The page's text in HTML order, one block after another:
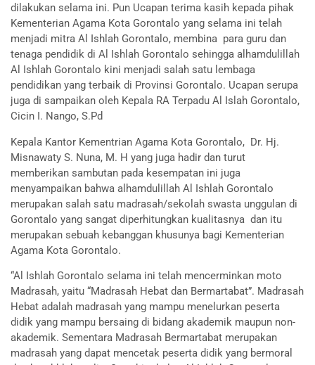
dilakukan selama ini. Pun Ucapan terima kasih kepada pihak
Kementerian Agama Kota Gorontalo yang selama ini telah
menjadi mitra Al Ishlah Gorontalo, membina para guru dan
tenaga pendidik di Al Ishlah Gorontalo sehingga alhamdulillah
Al Ishlah Gorontalo kini menjadi salah satu lembaga
pendidikan yang terbaik di Provinsi Gorontalo. Ucapan serupa
juga di sampaikan oleh Kepala RA Terpadu Al Islah Gorontalo,
Cicin I. Nango, S.Pd
Kepala Kantor Kementrian Agama Kota Gorontalo, Dr. Hj.
Misnawaty S. Nuna, M. H yang juga hadir dan turut
memberikan sambutan pada kesempatan ini juga
menyampaikan bahwa alhamdulillah Al Ishlah Gorontalo
merupakan salah satu madrasah/sekolah swasta unggulan di
Gorontalo yang sangat diperhitungkan kualitasnya dan itu
merupakan sebuah kebanggan khusunya bagi Kementerian
Agama Kota Gorontalo.
“Al Ishlah Gorontalo selama ini telah mencerminkan moto
Madrasah, yaitu “Madrasah Hebat dan Bermartabat”. Madrasah
Hebat adalah madrasah yang mampu menelurkan peserta
didik yang mampu bersaing di bidang akademik maupun non-
akademik. Sementara Madrasah Bermartabat merupakan
madrasah yang dapat mencetak peserta didik yang bermoral